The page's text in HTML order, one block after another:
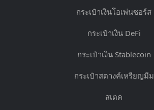
กระเป๋าเงินโอเพ่นซอร์ส
กระเป๋าเงิน DeFi
กระเป๋าเงิน Stablecoin
กระเป๋าสตางค์เหรียญมีม
สเตค